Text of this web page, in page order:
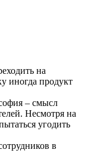
на
иногда продукт
– смысл
Несмотря на
угодить
в